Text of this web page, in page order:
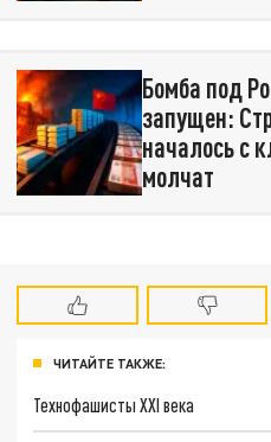
Бомба под
запущен:
началось с
молчат
ЧИТАЙТЕ ТАКЖЕ:
Технофашисты XXI века